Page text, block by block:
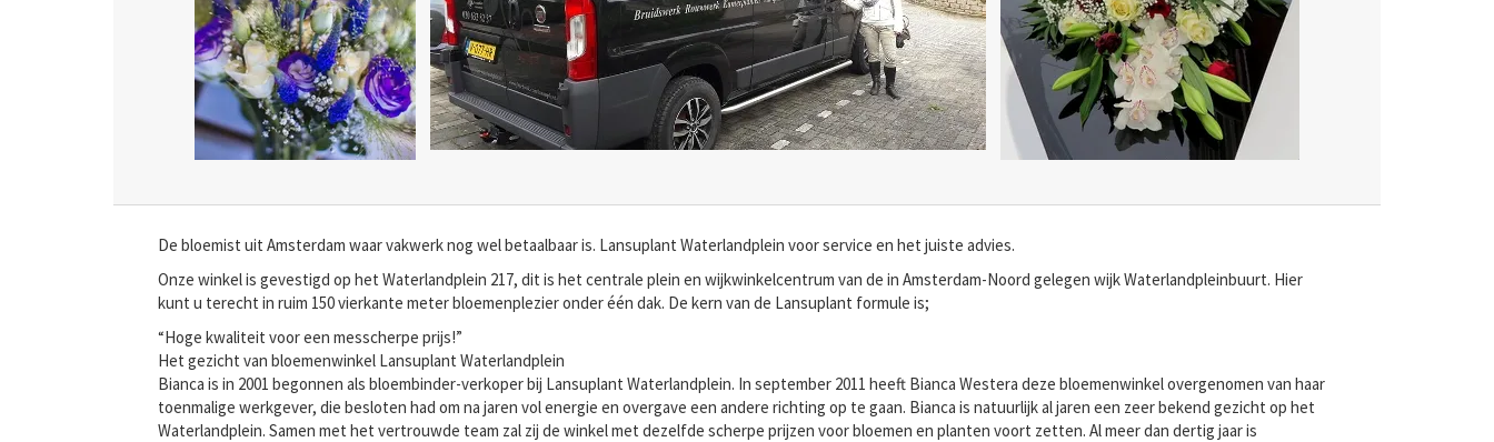
De bloemist uit Amsterdam waar vakwerk nog wel betaalbaar is. Lansuplant Waterlandplein voor service en het juiste advies.
Onze winkel is gevestigd op het Waterlandplein 217, dit is het centrale plein en wijkwinkelcentrum van de in Amsterdam-Noord gelegen wijk Waterlandpleinbuurt. Hier
kunt u terecht in ruim 150 vierkante meter bloemenplezier onder één dak. De kern van de Lansuplant formule is;
“Hoge kwaliteit voor een messcherpe prijs!”
Het gezicht van bloemenwinkel Lansuplant Waterlandplein
Bianca is in 2001 begonnen als bloembinder-verkoper bij Lansuplant Waterlandplein. In september 2011 heeft Bianca Westera deze bloemenwinkel overgenomen van haar
toenmalige werkgever, die besloten had om na jaren vol energie en overgave een andere richting op te gaan. Bianca is natuurlijk al jaren een zeer bekend gezicht op het
Waterlandplein. Samen met het vertrouwde team zal zij de winkel met dezelfde scherpe prijzen voor bloemen en planten voort zetten. Al meer dan dertig jaar is